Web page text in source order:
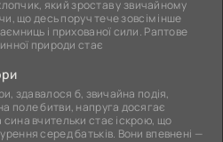
який зростав у звичайному
що десь поруч тече зовсім інше
і прихованої сили. Раптове
природи стає
здавалося б, звичайна подія,
поле битви, напруга досягає
вчительки стає іскрою, що
серед батьків. Вони впевнені —